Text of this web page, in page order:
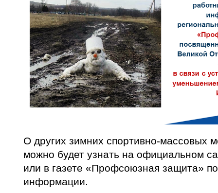
О других зимних спортивно-массовых
можно будет узнать на официальном
или в газете «Профсоюзная защита»
информации.